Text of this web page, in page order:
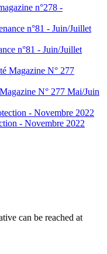
n°278 -
n°81 - Juin/Juillet
N° 277 Mai/Juin
- Novembre 2022
can be reached at